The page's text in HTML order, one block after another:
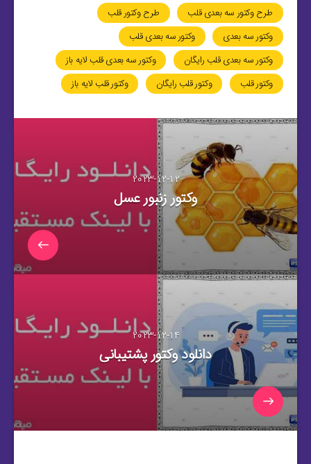
طرح وکتور سه بعدی قلب
طرح وکتور قلب
وکتور سه بعدی
وکتور سه بعدی قلب
وکتور سه بعدی قلب رایگان
وکتور سه بعدی قلب لایه باز
وکتور قلب
وکتور قلب رایگان وکتور قلب لایه باز
2023-12-12
وکتور زنبور عسل
2023-12-14
دانلود وکتور پشتیبانی